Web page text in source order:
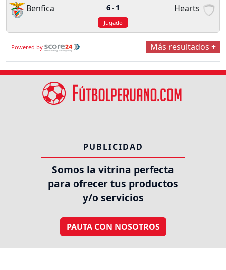
Benfica 6- 1 Hearts
Jugado
Powered by Más resultados +
PUBLICIDAD
Somos la vitrina perfecta
para ofrecer tus productos
y/o servicios
PAUTA CON NOSOTROS